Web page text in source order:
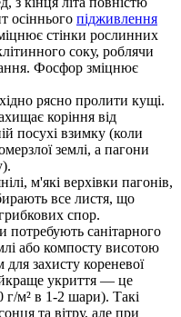
осіннього підживлення
стінки рослинних
соку, роблячи
Фосфор зміцнює
рясно пролити кущі.
коріння від
посухі взимку (коли
землі, а пагони
м'які верхівки пагонів,
все листя, що
спор.
потребують санітарного
або компосту висотою
для захисту кореневої
укриття — це
г/м² в 1-2 шари). Такі
та вітру, але при